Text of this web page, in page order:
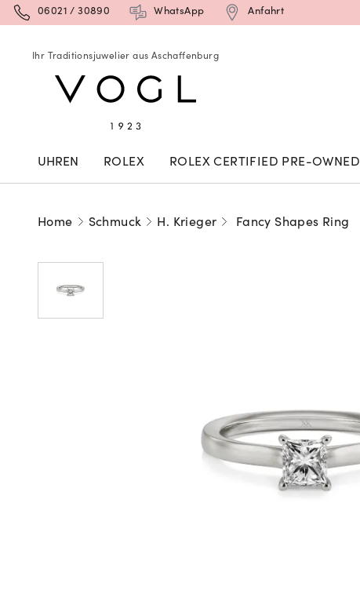
06021 / 30890 WhatsApp Anfahrt
Ihr Traditionsjuwelier aus Aschaffenburg
UHREN ROLEX ROLEX CERTIFIED PRE-OWNED
Home Schmuck H. Krieger Fancy Shapes Ring